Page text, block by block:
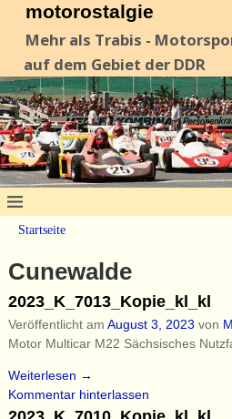
motorostalgie
Mehr als Trabis -
auf dem Gebiet der DDR
Startseite
Cunewalde
2023_K_7013_Kopie_kl_kl
Veröffentlicht am August 3, 2023 von
Motor Multicar M22 Sächsisches
Weiterlesen →
Kommentar hinterlassen